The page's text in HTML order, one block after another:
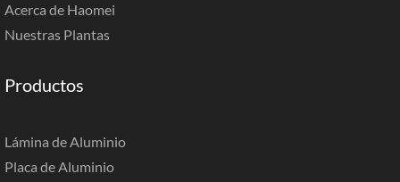
Acerca de Haomei
Nuestras Plantas
Productos
Lámina de Aluminio
Placa de Aluminio